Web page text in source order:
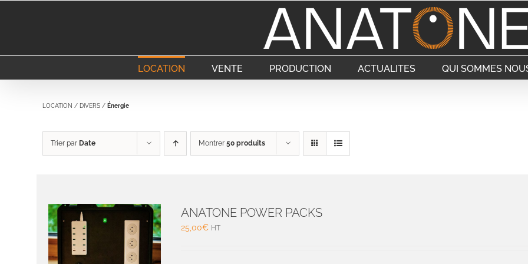
LOCATION VENTE PRODUCTION ACTUALITES QUI SOMMES
LOCATION / DIVERS / Énergie
Trier par Date Montrer 50 produits
ANATONE POWER PACKS
25,00€ HT